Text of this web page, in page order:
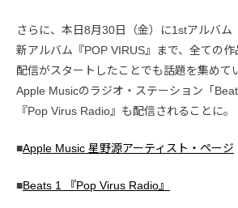
さらに、本日8月30日（金）に1stアルバム
新アルバム『POP VIRUS』まで、全ての
配信がスタートしたことでも話題を集めて
Apple Musicのラジオ・ステーション「
『Pop Virus Radio』も配信されることに。
■Apple Music 星野源アーティスト・ページ
■Beats 1 『Pop Virus Radio』